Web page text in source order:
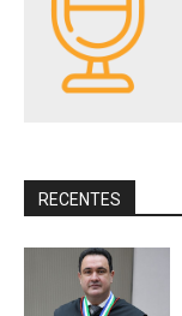
RECENTES